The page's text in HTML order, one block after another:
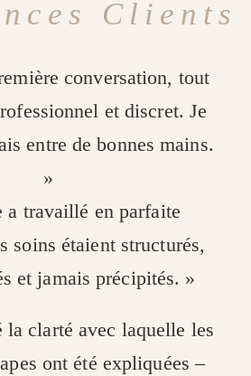
Clients
conversation, tout
et discret. Je
entre de bonnes mains.
»
a travaillé en parfaite
soins étaient structurés,
et jamais précipités. »
la clarté avec laquelle les
ont été expliquées –